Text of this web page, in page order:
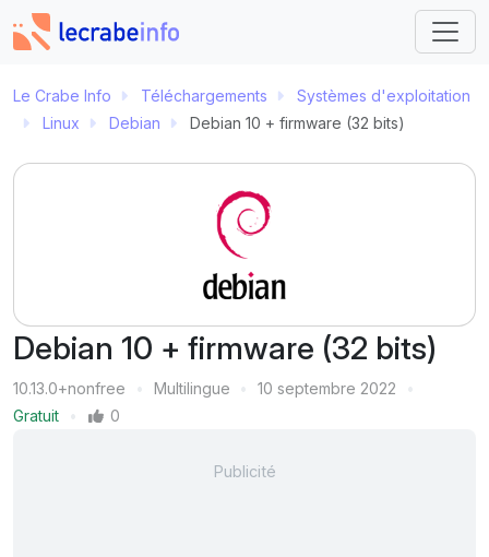
Le Crabe Info Téléchargements
Systèmes d'exploitation
Linux
Debian Debian 10 + firmware (32 bits)
Debian 10 + firmware (32 bits)
Version
10.13.0+nonfree
Langue
Multilingue
Dernière mise à jour
10 septembre 2022
Prix
Gratuit
0